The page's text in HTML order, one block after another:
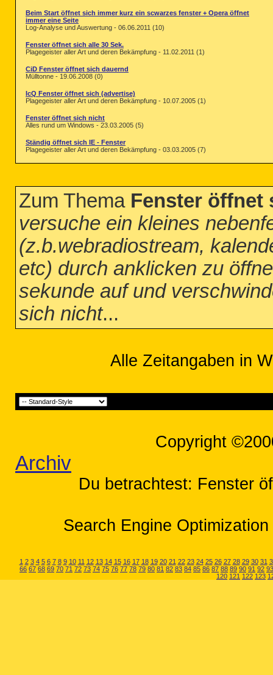
Beim Start öffnet sich immer kurz ein scwarzes fenster + Opera öffnet
immer eine Seite
Log-Analyse und Auswertung - 06.06.2011 (10)
Fenster öffnet sich alle 30 Sek.
Plagegeister aller Art und deren Bekämpfung - 11.02.2011 (1)
CiD Fenster öffnet sich dauernd
Mülltonne - 19.06.2008 (0)
IcQ Fenster öffnet sich (advertise)
Plagegeister aller Art und deren Bekämpfung - 10.07.2005 (1)
Fenster öffnet sich nicht
Alles rund um Windows - 23.03.2005 (5)
Ständig öffnet sich IE - Fenster
Plagegeister aller Art und deren Bekämpfung - 03.03.2005 (7)
Zum Thema Fenster öffnet
versuche ein kleines
(z.b.webradiostream,
etc) durch anklicken zu
sekunde auf und
sich nicht...
Alle Zeitangaben in
Copyright
Archiv
Du betrachtest: Fenster
Search Engine
1 2 3 4 5 6 7 8 9 10 11 12 13 14 15 16 17 18 19 20 21 22 23 24 25 26 27 28 29 30 31
66 67 68 69 70 71 72 73 74 75 76 77 78 79 80 81 82 83 84 85 86 87 88 89 90 91 92 93
120 121 122 123